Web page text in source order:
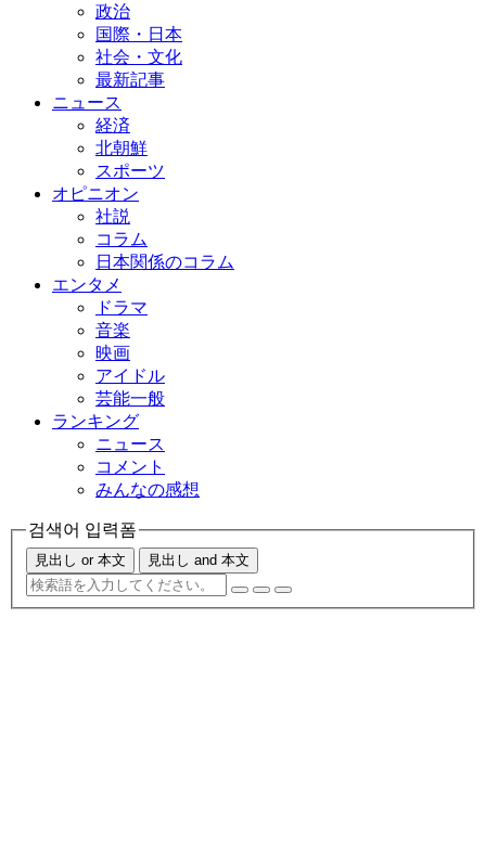
政治
国際・日本
社会・文化
最新記事
ニュース
経済
北朝鮮
スポーツ
オピニオン
社説
コラム
日本関係のコラム
エンタメ
ドラマ
音楽
映画
アイドル
芸能一般
ランキング
ニュース
コメント
みんなの感想
검색어 입력폼
見出し or 本文 見出し and 本文